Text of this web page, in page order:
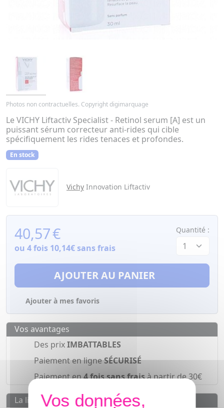
Photos non contractuelles. Copyright digimarquage
Le VICHY Liftactiv Specialist - Retinol serum [A] est un
puissant sérum correcteur anti-rides qui cible
spécifiquement les rides tenaces et profondes.
En stock
Vichy Innovation Liftactiv
40,57€
ou 4 fois 10,14€sans frais
Quantité :
AJOUTER AU PANIER
Ajouter à mes favoris
Vos avantages
Des prixIMBATTABLES
Paiement en ligneSÉCURISÉ
Paiement en4 fois sans fraisà partir de 30€
La livraison